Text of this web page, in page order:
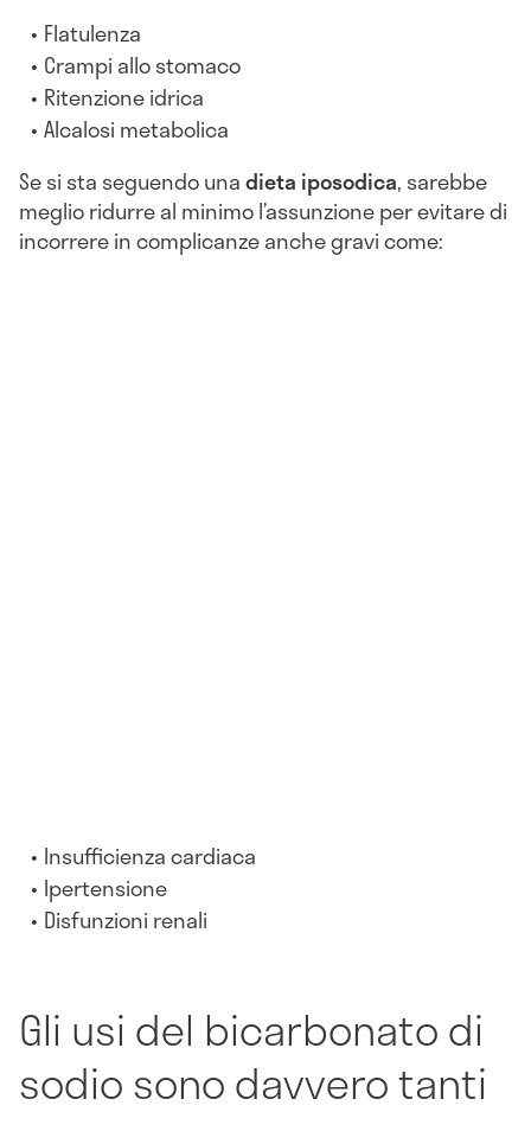
Flatulenza
Crampi allo stomaco
Ritenzione idrica
Alcalosi metabolica
Se si sta seguendo unadieta iposodica, sarebbe
meglio ridurre al minimo l’assunzione per evitare di
incorrere in complicanze anche gravi come:
Insufficienza cardiaca
Ipertensione
Disfunzioni renali
Gli usi del bicarbonato di
sodio sono davvero tanti